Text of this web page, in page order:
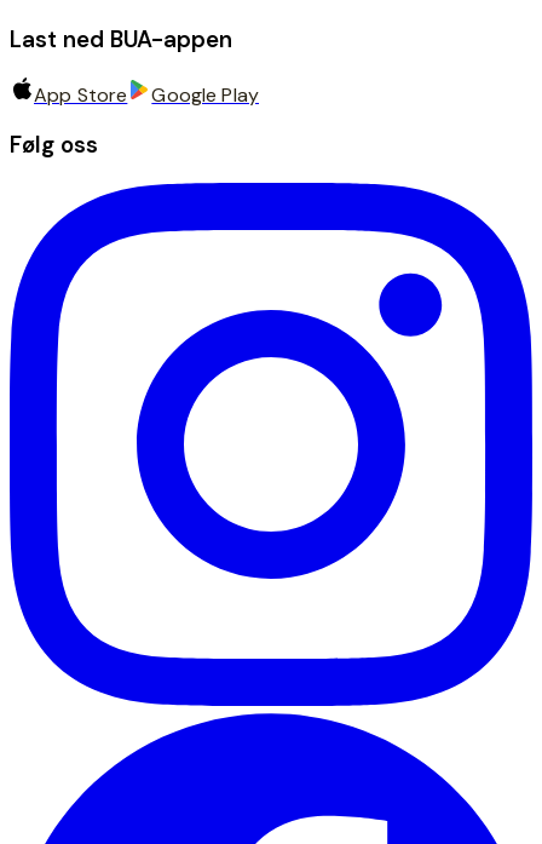
Last ned BUA-appen
App Store Google Play
Følg oss